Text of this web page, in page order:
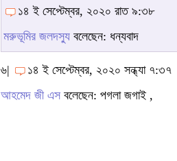
১৪ ই সেপ্টেম্বর, ২০২০ রাত ৯:৩৮
মরুভূমির জলদস্যু বলেছেন: ধন্যবাদ
৬|
১৪ ই সেপ্টেম্বর, ২০২০ সন্ধ্যা ৭:৩৭
আহমেদ জী এস বলেছেন: পগলা জগাই ,